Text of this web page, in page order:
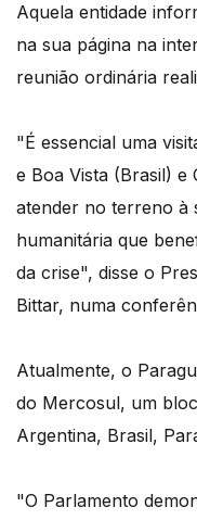
Aquela entidade
na sua página na
reunião ordinária
"É essencial uma
e Boa Vista (Brasil) e
atender no terreno à
humanitária que
da crise", disse o
Bittar, numa
Atualmente, o
do Mercosul, um
Argentina, Brasil,
"O Parlamento